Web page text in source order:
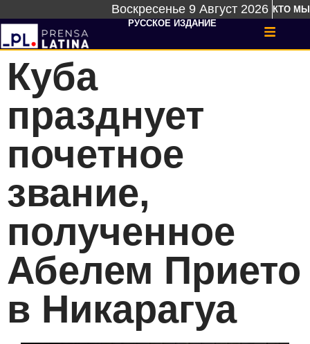
Воскресенье 9 Август 2026 КТО МЫ
РУССКОЕ ИЗДАНИЕ
Куба
празднует
почетное
звание,
полученное
Абелем Прието
в Никарагуа